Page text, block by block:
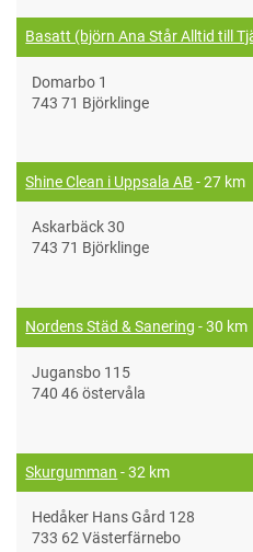
Basatt (björn Ana Står Alltid till
Domarbo 1
743 71 Björklinge
Shine Clean i Uppsala AB - 27 km
Askarbäck 30
743 71 Björklinge
Nordens Städ & Sanering - 30 km
Jugansbo 115
740 46 östervåla
Skurgumman - 32 km
Hedåker Hans Gård 128
733 62 Västerfärnebo